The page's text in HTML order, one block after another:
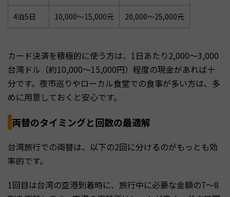
4泊5日 10,000〜15,000元 20,000〜25,000元
カード決済を積極的に使う方は、1日あたり2,000〜3,000
台湾ドル（約10,000〜15,000円）程度の現金があれば十
分です。夜市巡りやローカル食堂での食事が多い方は、多
めに用意しておくと安心です。
両替のタイミングと回数の最適解
台湾旅行での両替は、以下の2回に分けるのがもっとも効
率的です。
1回目は台湾の空港到着時に、旅行中に必要な金額の7〜8